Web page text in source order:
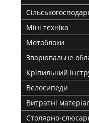
Міні техніка
Мотоблоки
Зварювальне
Кріпильний
Велосипеди
Витратні
Столярно-